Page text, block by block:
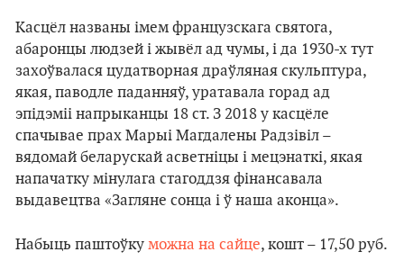
Касцёл названы імем французскага святога,
абаронцы людзей і жывёл ад чумы, і да 1930-х тут
захоўвалася цудатворная драўляная скульптура,
якая, паводле паданняў, уратавала горад ад
эпідэміі напрыканцы 18 ст. З 2018 у касцёле
спачывае прах Марыі Магдалены Радзівіл –
вядомай беларускай асветніцы і мецэнаткі, якая
напачатку мінулага стагоддзя фінансавала
выдавецтва «Загляне сонца і ў наша аконца».
Набыць паштоўку можна на сайце, кошт – 17,50 руб.